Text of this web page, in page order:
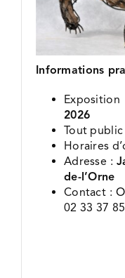
Informations
Exposition
2026
Tout public
Horaires
Adresse :
de-l’Orne
Contact :
02 33 37